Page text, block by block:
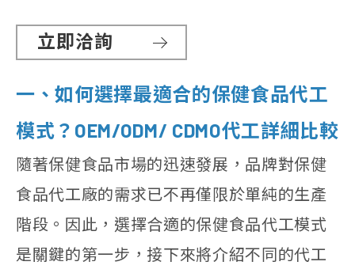
立即洽詢
一、如何選擇最適合的保健食品代工
模式？OEM/ODM/ CDMO代工詳細比較
隨著保健食品市場的迅速發展，品牌對保健
食品代工廠的需求已不再僅限於單純的生產
階段。因此，選擇合適的保健食品代工模式
是關鍵的第一步，接下來將介紹不同的代工